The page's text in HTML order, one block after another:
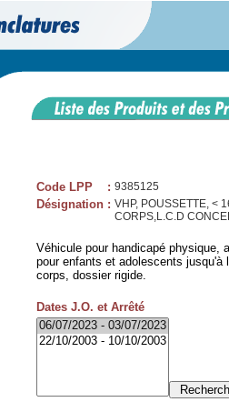
Code LPP : 9385125
Désignation : VHP, POUSSETTE, <
CORPS,L.C.D
Véhicule pour handicapé physique,
pour enfants et adolescents jusqu'à
corps, dossier rigide.
Dates J.O. et Arrêté